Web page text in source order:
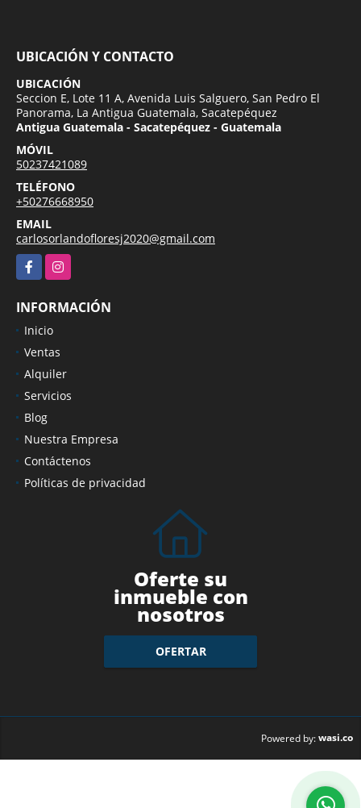
UBICACIÓN Y CONTACTO
UBICACIÓN
Seccion E, Lote 11 A, Avenida Luis Salguero, San Pedro El
Panorama, La Antigua Guatemala, Sacatepéquez
Antigua Guatemala - Sacatepéquez - Guatemala
MÓVIL
50237421089
TELÉFONO
+50276668950
EMAIL
carlosorlandofloresj2020@gmail.com
FacebookInstagram
INFORMACIÓN
Inicio
Ventas
Alquiler
Servicios
Blog
Nuestra Empresa
Contáctenos
Políticas de privacidad
Oferte su
inmueble con
nosotros
OFERTAR
Powered by:wasi.co